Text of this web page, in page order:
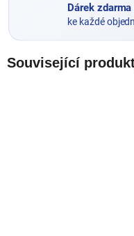
Dárek
ke každé
Související